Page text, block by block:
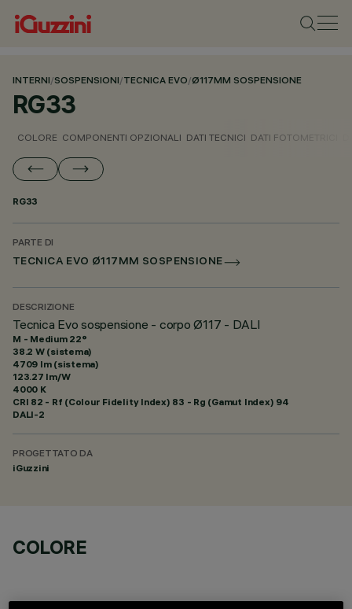
INTERNI/SOSPENSIONI/TECNICA EVO/Ø117MM SOSPENSIONE
RG33
COLORE COMPONENTI OPZIONALI DATI TECNICI DATI FOTOMETRICI
RG33
PARTE DI
TECNICA EVO Ø117MM SOSPENSIONE
DESCRIZIONE
Tecnica Evo sospensione - corpo Ø117 - DALI
M - Medium 22°
38.2 W (sistema)
4709 lm (sistema)
123.27 lm/W
4000 K
CRI 82 - Rf (Colour Fidelity Index) 83 - Rg (Gamut Index) 94
DALI-2
PROGETTATO DA
iGuzzini
COLORE